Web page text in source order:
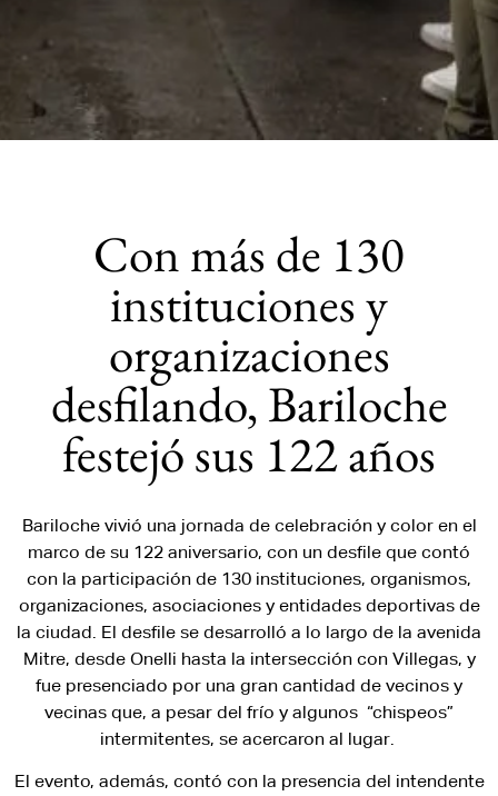
Con más de 130
instituciones y
organizaciones
desfilando, Bariloche
festejó sus 122 años
Bariloche vivió una jornada de celebración y color en el
marco de su 122 aniversario, con un desfile que contó
con la participación de 130 instituciones, organismos,
organizaciones, asociaciones y entidades deportivas de
la ciudad. El desfile se desarrolló a lo largo de la avenida
Mitre, desde Onelli hasta la intersección con Villegas, y
fue presenciado por una gran cantidad de vecinos y
vecinas que, a pesar del frío y algunos “chispeos”
intermitentes, se acercaron al lugar.
El evento, además, contó con la presencia del intendente